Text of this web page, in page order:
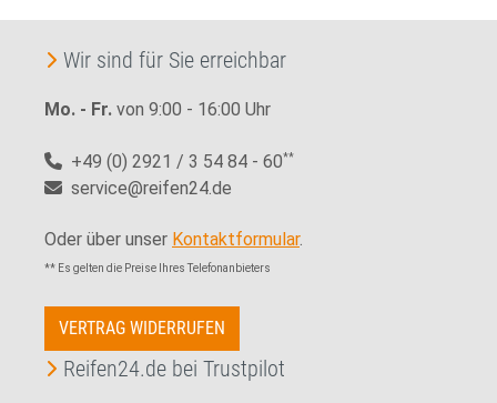
Wir sind für Sie erreichbar
Mo. - Fr. von 9:00 - 16:00 Uhr
+49 (0) 2921 / 3 54 84 - 60**
service@reifen24.de
Oder über unser Kontaktformular.
** Es gelten die Preise Ihres Telefonanbieters
VERTRAG WIDERRUFEN
Reifen24.de bei Trustpilot